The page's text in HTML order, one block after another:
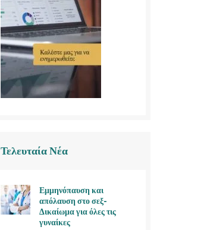
Τελευταία Νέα
Εμμηνόπαυση και
απόλαυση στο σεξ-
Δικαίωμα για όλες τις
γυναίκες